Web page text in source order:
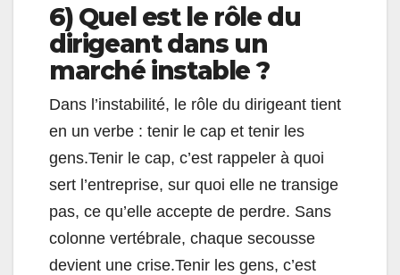
6) Quel est le rôle du
dirigeant dans un
marché instable ?
Dans l’instabilité, le rôle du dirigeant tient
en un verbe : tenir le cap et tenir les
gens.Tenir le cap, c’est rappeler à quoi
sert l’entreprise, sur quoi elle ne transige
pas, ce qu’elle accepte de perdre. Sans
colonne vertébrale, chaque secousse
devient une crise.Tenir les gens, c’est